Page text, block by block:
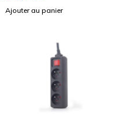
Ajouter au panier